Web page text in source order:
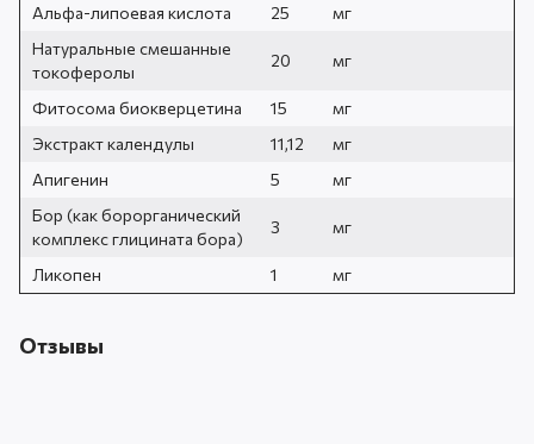
Альфа-липоевая кислота
25
мг
Натуральные смешанные
токоферолы
20 мг
Фитосома биокверцетина 15
мг
Экстракт календулы
11,12
мг
Апигенин
5
мг
Бор (как борорганический
комплекс глицината бора)
3 мг
Ликопен 1 мг
Отзывы